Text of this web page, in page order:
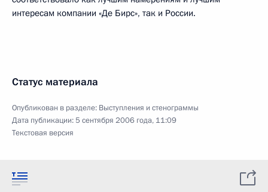
интересам компании «Де Бирс», так и России.
Статус материала
Опубликован в разделе: Выступления и стенограммы
Дата публикации:5 сентября 2006 года, 11:09
Текстовая версия